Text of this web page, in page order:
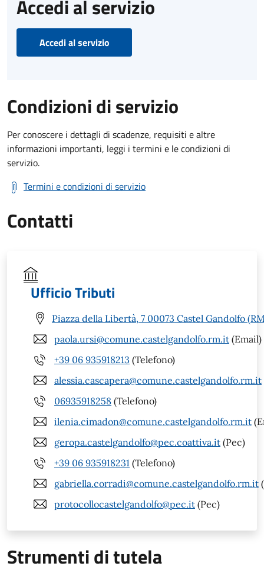
Accedi al servizio
Accedi al servizio
Condizioni di servizio
Per conoscere i dettagli di scadenze, requisiti e altre
informazioni importanti, leggi i termini e le condizioni di
servizio.
Termini e condizioni di servizio
Contatti
Ufficio Tributi
Piazza della Libertà, 7 00073 Castel Gandolfo
paola.ursi@comune.castelgandolfo.rm.it (Email)
+39 06 935918213 (Telefono)
alessia.cascapera@comune.castelgandolfo.rm.it
06935918258 (Telefono)
ilenia.cimadon@comune.castelgandolfo.rm.it
geropa.castelgandolfo@pec.coattiva.it (Pec)
+39 06 935918231 (Telefono)
gabriella.corradi@comune.castelgandolfo.rm.it
protocollocastelgandolfo@pec.it (Pec)
Strumenti di tutela